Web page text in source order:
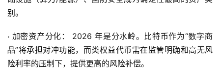
别。
· 加密资产分化： 2026 年是分水岭。比特币作为“数字商
品”将承担对冲功能，而类权益代币需在监管明确和高无风
险利率的压制下，提供更高的风险补偿。